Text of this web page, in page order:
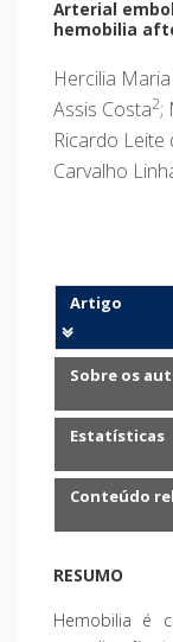
Arterial
hemobilia
Hercilia
Assis Costa2;
Ricardo Leite
Carvalho
Artigo
Sobre os
Estatísticas
Conteúdo
RESUMO
Hemobilia é